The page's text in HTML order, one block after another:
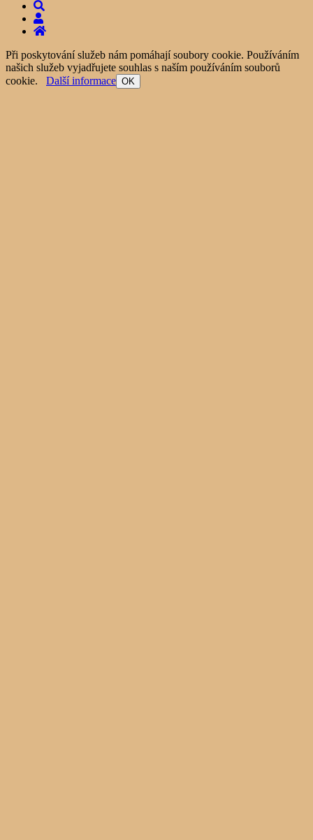
Při poskytování služeb nám pomáhají soubory cookie. Používáním
našich služeb vyjadřujete souhlas s naším používáním souborů
cookie. Další informace